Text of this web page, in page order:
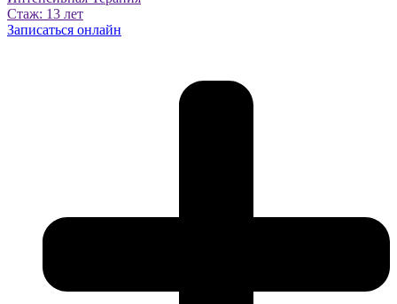
Стаж: 13 лет
Записаться онлайн